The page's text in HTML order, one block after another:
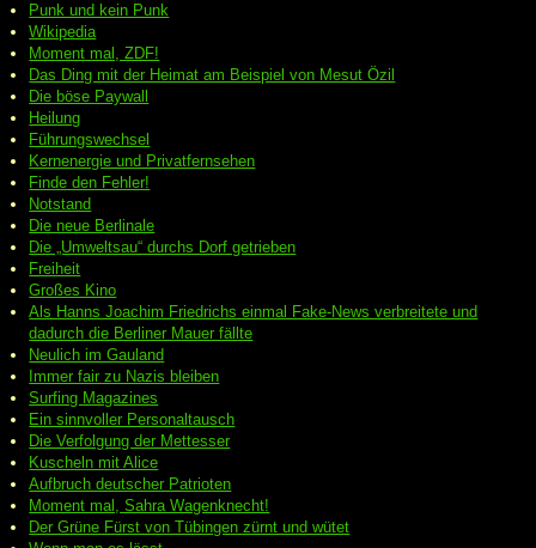
Punk und kein Punk
Wikipedia
Moment mal, ZDF!
Das Ding mit der Heimat am Beispiel von Mesut Özil
Die böse Paywall
Heilung
Führungswechsel
Kernenergie und Privatfernsehen
Finde den Fehler!
Notstand
Die neue Berlinale
Die „Umweltsau“ durchs Dorf getrieben
Freiheit
Großes Kino
Als Hanns Joachim Friedrichs einmal Fake-News verbreitete und
dadurch die Berliner Mauer fällte
Neulich im Gauland
Immer fair zu Nazis bleiben
Surfing Magazines
Ein sinnvoller Personaltausch
Die Verfolgung der Mettesser
Kuscheln mit Alice
Aufbruch deutscher Patrioten
Moment mal, Sahra Wagenknecht!
Der Grüne Fürst von Tübingen zürnt und wütet